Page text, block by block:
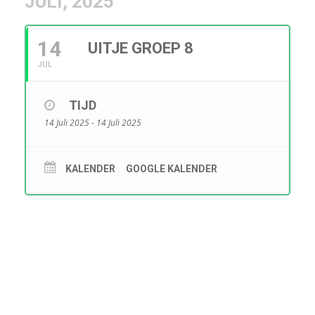
14
JUL
UITJE GROEP 8
TIJD
14 Juli 2025 - 14 Juli 2025
KALENDER GOOGLE KALENDER